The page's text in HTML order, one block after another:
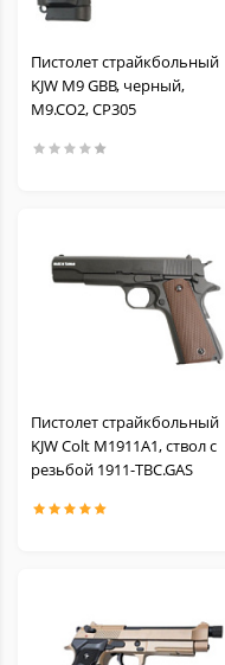
Пистолет страйкбольный
KJW M9 GBB, черный,
M9.CO2, CP305
Пистолет страйкбольный
KJW Colt M1911A1, ствол с
резьбой 1911-TBC.GAS